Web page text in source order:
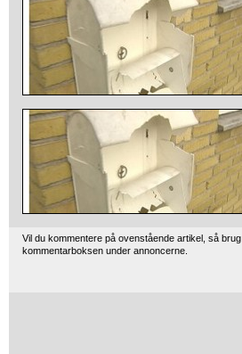
Vil du kommentere på ovenstående artikel, så brug
kommentarboksen under annoncerne.